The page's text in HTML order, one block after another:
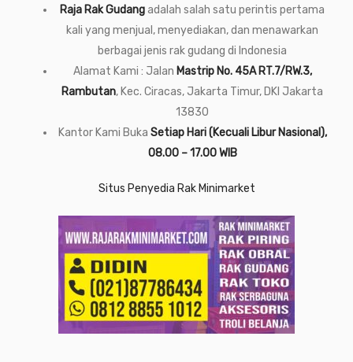
Raja Rak Gudangadalah salah satu perintis pertama
kali yang menjual, menyediakan, dan menawarkan
berbagai jenis rak gudang di Indonesia
Alamat Kami : Jalan Mastrip No. 45A RT.7/RW.3,
Rambutan, Kec. Ciracas, Jakarta Timur, DKI Jakarta
13830
Kantor Kami Buka Setiap Hari (Kecuali Libur Nasional),
08.00 – 17.00 WIB
Situs Penyedia Rak Minimarket